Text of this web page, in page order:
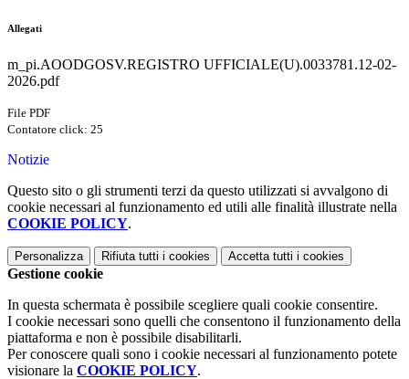
Allegati
m_pi.AOODGOSV.REGISTRO UFFICIALE(U).0033781.12-02-
2026.pdf
File PDF
Contatore click: 25
Notizie
Questo sito o gli strumenti terzi da questo utilizzati si avvalgono di
cookie necessari al funzionamento ed utili alle finalità illustrate nella
COOKIE POLICY.
Personalizza Rifiuta tutti i cookies Accetta tutti i cookies
Gestione cookie
In questa schermata è possibile scegliere quali cookie consentire.
I cookie necessari sono quelli che consentono il funzionamento della
piattaforma e non è possibile disabilitarli.
Per conoscere quali sono i cookie necessari al funzionamento potete
visionare la COOKIE POLICY.